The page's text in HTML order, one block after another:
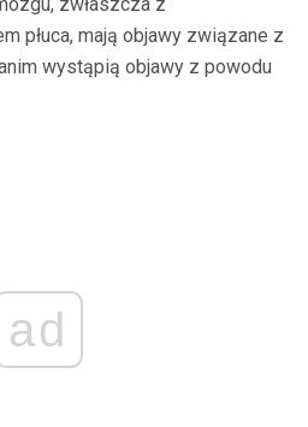
płuca, mają objawy związane z
wystąpią objawy z powodu
ad